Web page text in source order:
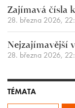
Zajímavá čísla
28. března 2026,
Nejzajímavější
28. března 2026,
TÉMATA